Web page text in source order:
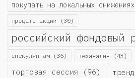
покупать на локальных снижениях
продать акции (30)
российский фондовый
спекулянтам (36) теханализ (43)
торговая сессия (96) тренд